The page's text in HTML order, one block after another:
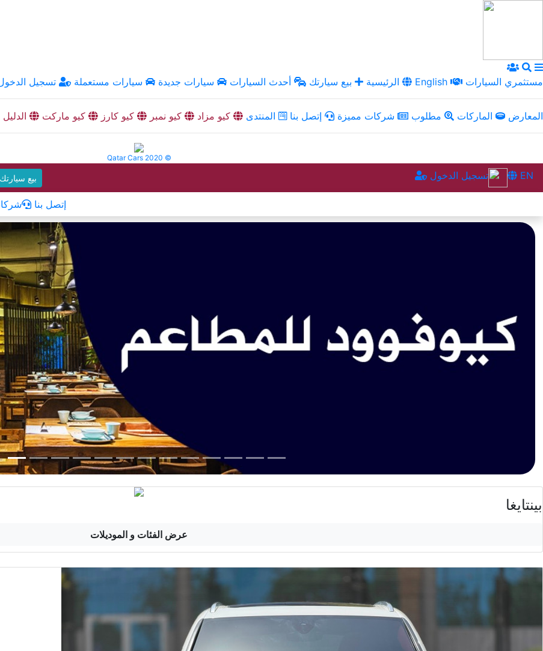
الرئيسية بيع سيارتك أحدث السيارات سيارات جديدة سيارات مستعملة تسجيل English مستثمري السيارات
المعارض الماركات مطلوب شركات مميزة إتصل بنا المنتدى كيو مزاد كيو نمبر كيو كارز كيو ماركت
Qatar Cars 2020 ©
بيع سيارتك تسجيل الدخول EN
إتصل بنا
بينتايغا
عرض الفئات و الموديلات